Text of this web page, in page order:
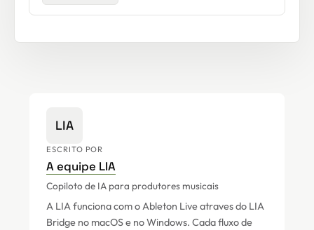
LIA
ESCRITO POR
A equipe LIA
Copiloto de IA para produtores musicais
A LIA funciona com o Ableton Live atraves do LIA
Bridge no macOS e no Windows. Cada fluxo de